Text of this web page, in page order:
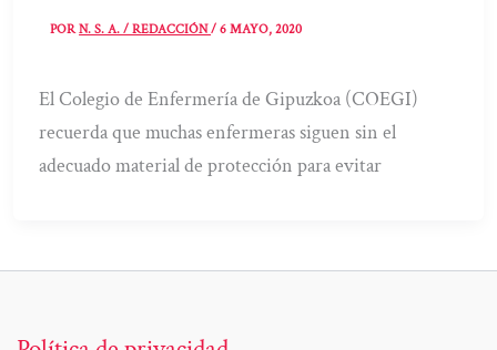
PORN. S. A. / REDACCIÓN/6 MAYO, 2020
El Colegio de Enfermería de Gipuzkoa (COEGI)
recuerda que muchas enfermeras siguen sin el
adecuado material de protección para evitar